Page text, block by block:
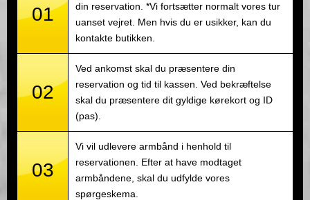
01
din reservation. *Vi fortsætter normalt vores tur
uanset vejret. Men hvis du er usikker, kan du
kontakte butikken.
02
Ved ankomst skal du præsentere din
reservation og tid til kassen. Ved bekræftelse
skal du præsentere dit gyldige kørekort og ID
(pas).
03
Vi vil udlevere armbånd i henhold til
reservationen. Efter at have modtaget
armbåndene, skal du udfylde vores
spørgeskema.